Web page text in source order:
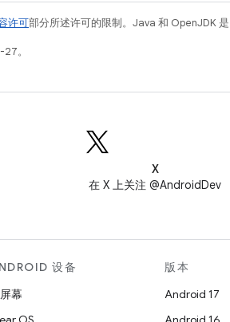
许可部分所述许可的限制。Java 和 OpenJDK
。
X
在 X 上关注 @AndroidDev
设备
幕
版本
Android 17